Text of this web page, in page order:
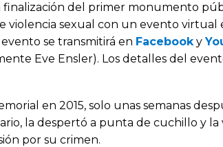
finalización del primer monumento
violencia sexual con un evento virtual
se transmitirá en Facebooky
Eve Ensler). Los detalles del
en 2015, solo unas semanas
la despertó a punta de cuchillo y la
por su crimen.